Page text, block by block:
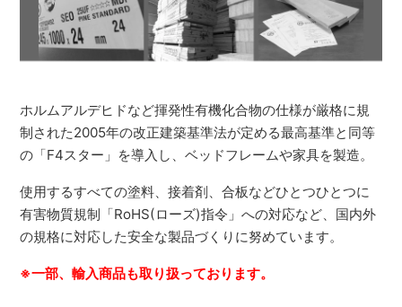
ホルムアルデヒドなど揮発性有機化合物の仕様が厳格に規
制された2005年の改正建築基準法が定める最高基準と同等
の「F4スター」を導入し、ベッドフレームや家具を製造。
使用するすべての塗料、接着剤、合板などひとつひとつに
有害物質規制「RoHS(ローズ)指令」への対応など、国内外
の規格に対応した安全な製品づくりに努めています。
※一部、輸入商品も取り扱っております。